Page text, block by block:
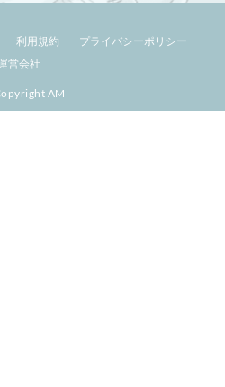
利用規約
プライバシーポリシー
営会社
AM